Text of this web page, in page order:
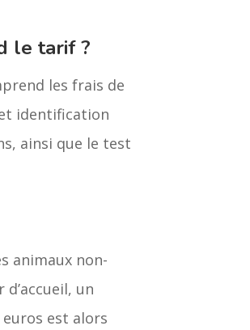
le tarif ?
les frais de
identification
ainsi que le test
animaux non-
un
est alors